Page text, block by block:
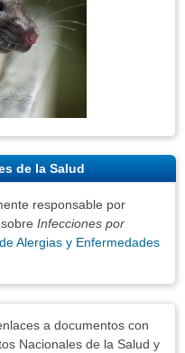
de la Salud
responsable por
Infecciones por
Alergias y Enfermedades
a documentos con
Nacionales de la Salud y